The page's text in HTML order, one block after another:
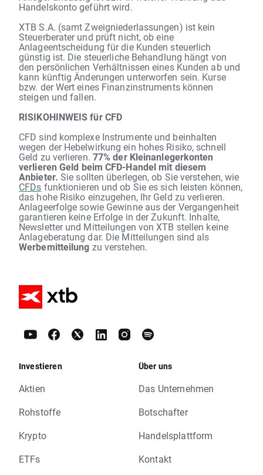
Handelskonto geführt wird.
XTB S.A. (samt Zweigniederlassungen) ist kein
Steuerberater und prüft nicht, ob eine
Anlageentscheidung für die Kunden steuerlich
günstig ist. Die steuerliche Behandlung hängt von
den persönlichen Verhältnissen eines Kunden ab und
kann künftig Änderungen unterworfen sein. Kurse
bzw. der Wert eines Finanzinstruments können
steigen und fallen.
RISIKOHINWEIS für CFD
CFD sind komplexe Instrumente und beinhalten
wegen der Hebelwirkung ein hohes Risiko, schnell
Geld zu verlieren. 77% der Kleinanlegerkonten
verlieren Geld beim CFD-Handel mit diesem
Anbieter. Sie sollten überlegen, ob Sie verstehen, wie
CFDs funktionieren und ob Sie es sich leisten können,
das hohe Risiko einzugehen, Ihr Geld zu verlieren.
Anlageerfolge sowie Gewinne aus der Vergangenheit
garantieren keine Erfolge in der Zukunft. Inhalte,
Newsletter und Mitteilungen von XTB stellen keine
Anlageberatung dar. Die Mitteilungen sind als
Werbemitteilung zu verstehen.
Investieren
Aktien
Rohstoffe
Krypto
ETFs
Über uns
Das Unternehmen
Botschafter
Handelsplattform
Kontakt